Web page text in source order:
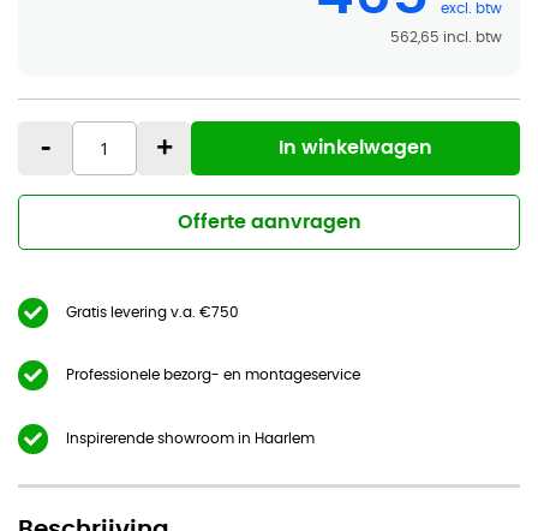
562,65
- + In winkelwagen
Offerte aanvragen
Gratis levering v.a. €750
Professionele bezorg- en montageservice
Inspirerende showroom in Haarlem